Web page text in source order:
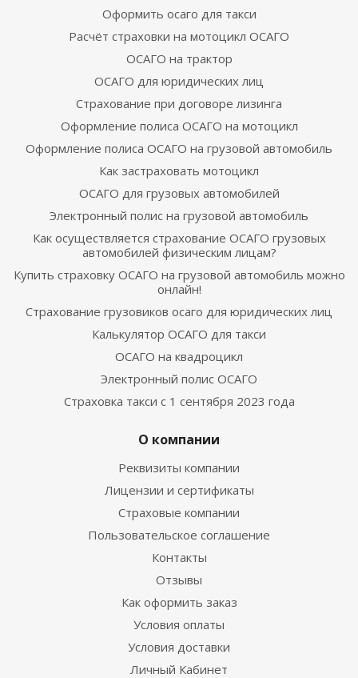
Оформить осаго для такси
Расчёт страховки на мотоцикл ОСАГО
ОСАГО на трактор
ОСАГО для юридических лиц
Страхование при договоре лизинга
Оформление полиса ОСАГО на мотоцикл
Оформление полиса ОСАГО на грузовой автомобиль
Как застраховать мотоцикл
ОСАГО для грузовых автомобилей
Электронный полис на грузовой автомобиль
Как осуществляется страхование ОСАГО грузовых
автомобилей физическим лицам?
Купить страховку ОСАГО на грузовой автомобиль можно
онлайн!
Страхование грузовиков осаго для юридических лиц
Калькулятор ОСАГО для такси
ОСАГО на квадроцикл
Электронный полис ОСАГО
Cтраховка такси с 1 сентября 2023 года
О компании
Реквизиты компании
Лицензии и сертификаты
Страховые компании
Пользовательское соглашение
Контакты
Отзывы
Как оформить заказ
Условия оплаты
Условия доставки
Личный Кабинет